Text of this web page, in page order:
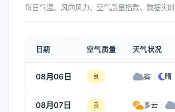
每日气温、风向风力、空气质量指数，数据实
日期 空气质量 天气状况
08月06日 良 雾 晴
08月07日 良 多云